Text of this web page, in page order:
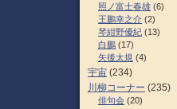
照ノ富士春雄 (6)
王鵬幸之介 (2)
琴紺野優紀 (13)
白鵬 (17)
矢後太規 (4)
宇宙 (234)
川柳コーナー (235)
俳句会 (20)